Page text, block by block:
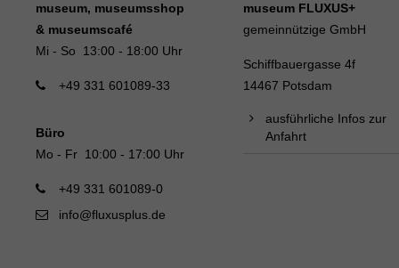
museum, museumsshop
& museumscafé
Mi - So 13:00 - 18:00 Uhr
+49 331 601089-33
Büro
Mo - Fr 10:00 - 17:00 Uhr
+49 331 601089-0
info@fluxusplus.de
museum FLUXUS+
gemeinnützige GmbH
Schiffbauergasse 4f
14467 Potsdam
ausführliche Infos zur
Anfahrt